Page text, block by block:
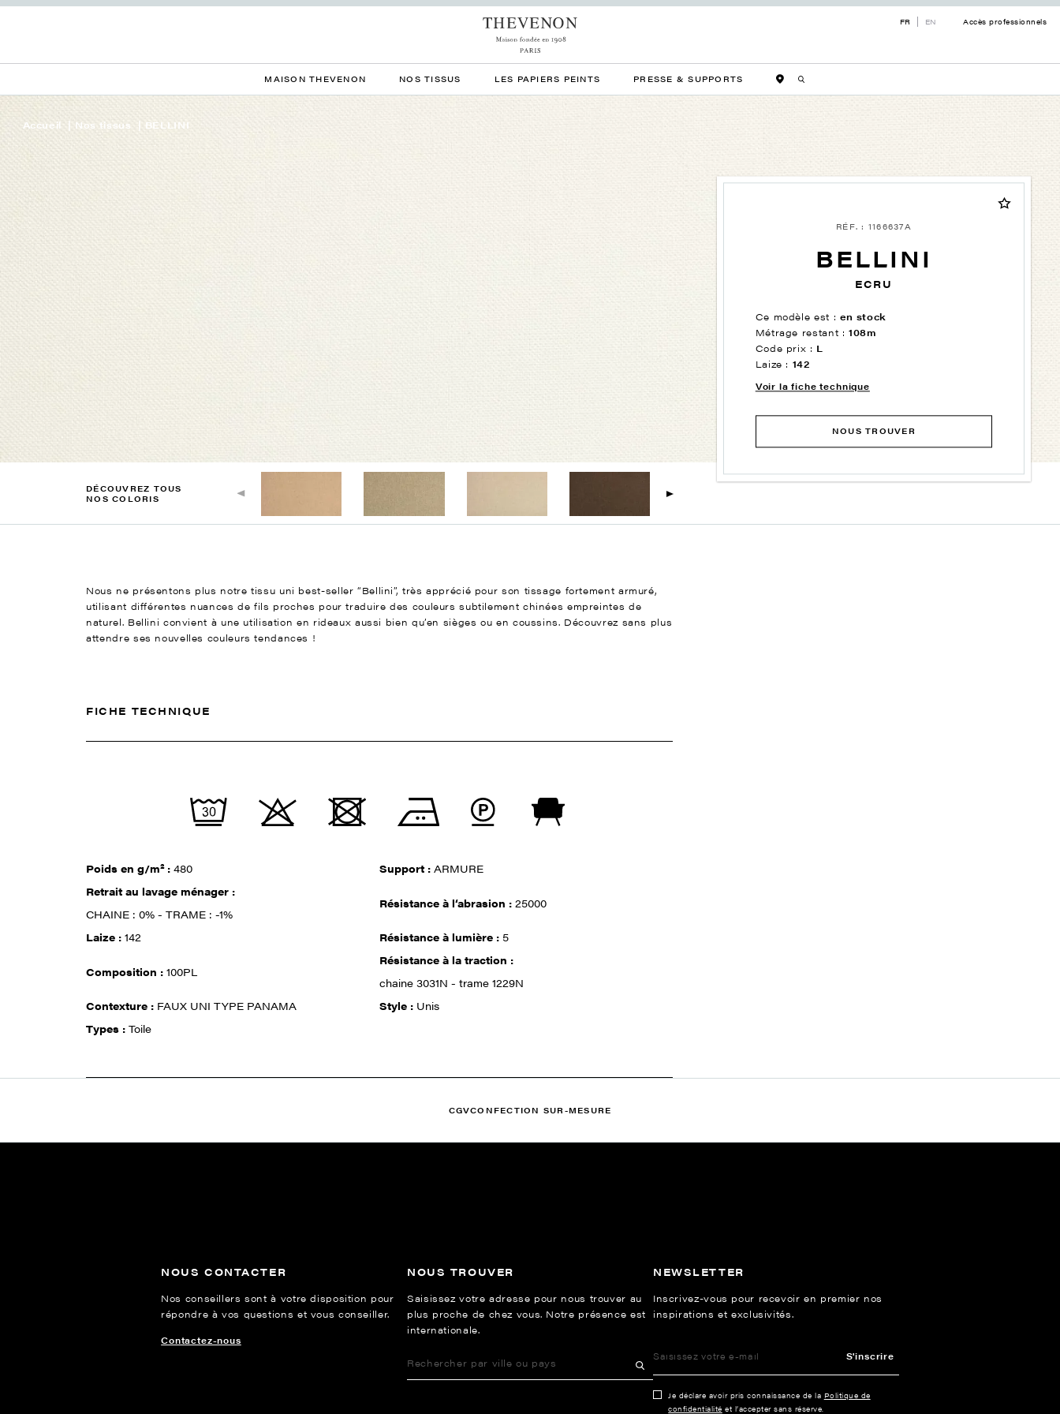
FR EN Accès professionnels
MAISON THEVENON NOS TISSUS LES PAPIERS PEINTS PRESSE & SUPPORTS
Accueil Nos tissus BELLINI
RÉF. : 1166637A
BELLINI
ECRU
Ce modèle est : en stock
Métrage restant :108m
Code prix : L
Laize : 142
Voir la fiche technique
NOUS TROUVER
DÉCOUVREZ TOUS
NOS COLORIS
Nous ne présentons plus notre tissu uni best-seller “Bellini”, très apprécié pour son tissage fortement armuré,
utilisant différentes nuances de fils proches pour traduire des couleurs subtilement chinées empreintes de
naturel. Bellini convient à une utilisation en rideaux aussi bien qu’en sièges ou en coussins. Découvrez sans plus
attendre ses nouvelles couleurs tendances !
FICHE TECHNIQUE
Poids en g/m² :480 Support :ARMURE
Retrait au lavage ménager :
CHAINE : 0% - TRAME : -1%
Résistance à l‘abrasion :25000
Laize :142 Résistance à lumière : 5
Composition :100PL
Résistance à la traction :
chaine 3031N - trame 1229N
Contexture : FAUX UNI TYPE PANAMA Style : Unis
Types :Toile
CGVCONFECTION SUR-MESURE
NOUS CONTACTER
Nos conseillers sont à votre disposition pour
répondre à vos questions et vous conseiller.
Contactez-nous
NOUS TROUVER
Saisissez votre adresse pour nous trouver au
plus proche de chez vous. Notre présence est
internationale.
NEWSLETTER
Inscrivez-vous pour recevoir en premier nos
inspirations et exclusivités.
S'inscrire
Je déclare avoir pris connaissance de la Politique de
confidentialité et l’accepter sans réserve.